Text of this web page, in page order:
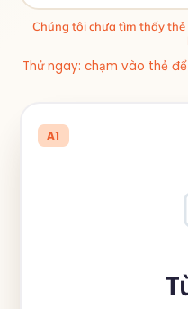
Chúng tôi chưa tìm thấy
Thử ngay: chạm vào thẻ
A1